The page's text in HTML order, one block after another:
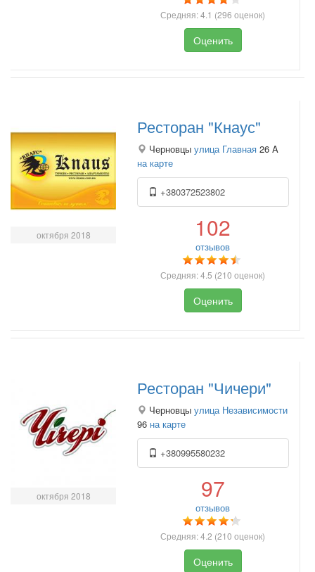
Средняя:4.1 (296 оценок)
Оценить
октября 2018
Ресторан "Кнаус"
Черновцы улица Главная 26 A
на карте
+380372523802
102
отзывов
Средняя:4.5 (210 оценок)
Оценить
октября 2018
Ресторан "Чичери"
Черновцы улица Независимости
96 на карте
+380995580232
97
отзывов
Средняя:4.2 (210 оценок)
Оценить